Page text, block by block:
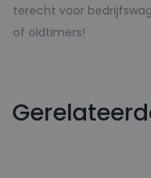
terecht voor
of oldtimers!